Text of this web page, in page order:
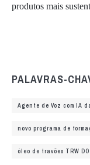
produtos mais
PALAVRAS-
Agente de Voz com IA
novo programa de
óleo de travões TRW